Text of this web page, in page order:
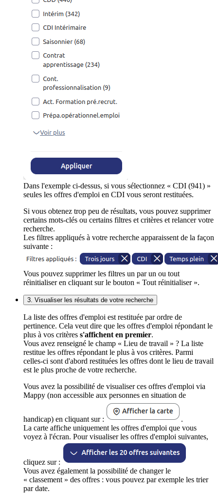
Dans l'exemple ci-dessus, si vous sélectionnez « CDI (941) »
seules les offres d'emploi en CDI vous seront restituées.
Si vous obtenez trop peu de résultats, vous pouvez supprimer
certains mots-clés ou certains filtres et critères et relancer votre
recherche.
Les filtres appliqués à votre recherche apparaissent de la façon
suivante :
Vous pouvez supprimer les filtres un par un ou tout
réinitialiser en cliquant sur le bouton « Tout réinitialiser ».
3. Visualiser les résultats de votre recherche
La liste des offres d'emploi est restituée par ordre de
pertinence. Cela veut dire que les offres d'emploi répondant le
plus à vos critères s'affichent en premier.
Vous avez renseigné le champ « Lieu de travail » ? La liste
restitue les offres répondant le plus à vos critères. Parmi
celles-ci sont d'abord restituées les offres dont le lieu de travail
est le plus proche de votre recherche.
Vous avez la possibilité de visualiser ces offres d'emploi via
Mappy (non accessible aux personnes en situation de
handicap) en cliquant sur :
.
La carte affiche uniquement les offres d'emploi que vous
voyez à l'écran. Pour visualiser les offres d'emploi suivantes,
cliquez sur :
Vous avez également la possibilité de changer le
« classement » des offres : vous pouvez par exemple les trier
par date.